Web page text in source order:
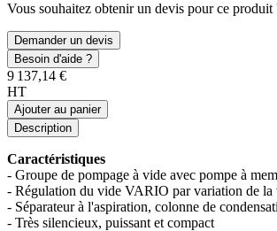
Vous souhaitez obtenir un devis pour ce
Demander un devis
Besoin d'aide ?
9 137,14 €
HT
Ajouter au panier
Description
Caractéristiques
- Groupe de pompage à vide avec pompe à
- Régulation du vide VARIO par variation de la
- Séparateur à l'aspiration, colonne de
- Très silencieux, puissant et compact